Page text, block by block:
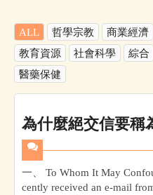
ALL 哲學宗教 商業經濟
教育資源
社會科學 綜合
醫藥保健
為什麼絕交信要稱
一、 To Whom It May
cently received an e-mail